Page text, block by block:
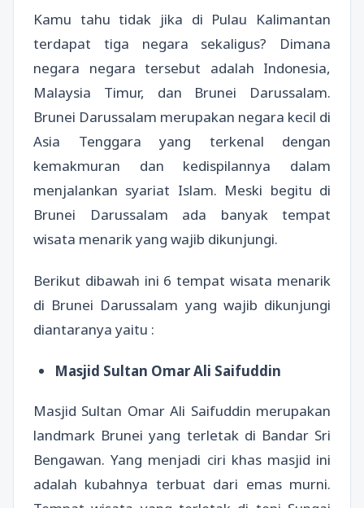
Kamu tahu tidak jika di Pulau Kalimantan
terdapat tiga negara sekaligus? Dimana
negara negara tersebut adalah Indonesia,
Malaysia Timur, dan Brunei Darussalam.
Brunei Darussalam merupakan negara kecil di
Asia Tenggara yang terkenal dengan
kemakmuran dan kedispilannya dalam
menjalankan syariat Islam. Meski begitu di
Brunei Darussalam ada banyak tempat
wisata menarik yang wajib dikunjungi.
Berikut dibawah ini 6 tempat wisata menarik
di Brunei Darussalam yang wajib dikunjungi
diantaranya yaitu :
Masjid Sultan Omar Ali Saifuddin
Masjid Sultan Omar Ali Saifuddin merupakan
landmark Brunei yang terletak di Bandar Sri
Bengawan. Yang menjadi ciri khas masjid ini
adalah kubahnya terbuat dari emas murni.